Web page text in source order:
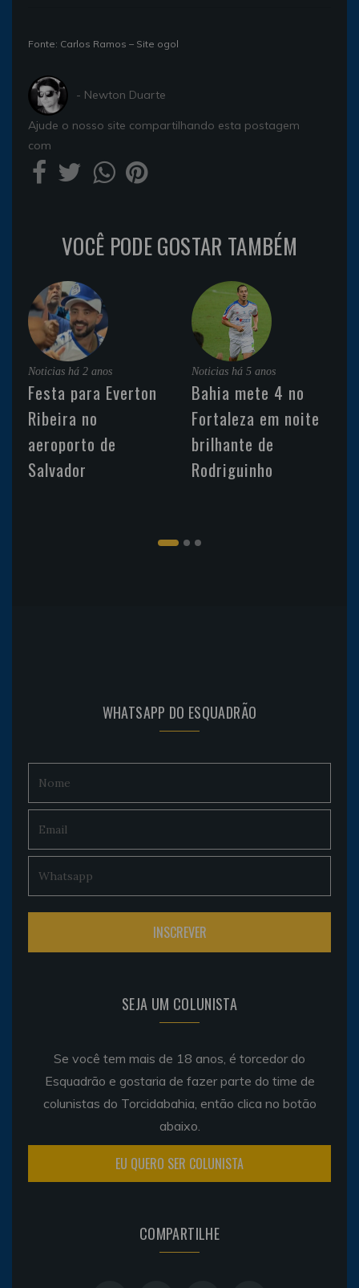
Fonte: Carlos Ramos – Site ogol
- Newton Duarte
Ajude o nosso site compartilhando esta postagem
com
VOCÊ PODE GOSTAR TAMBÉM
Noticias há 2 anos
Festa para Everton
Ribeira no
aeroporto de
Salvador
Noticias há 5 anos
Bahia mete 4 no
Fortaleza em noite
brilhante de
Rodriguinho
WHATSAPP DO ESQUADRÃO
SEJA UM COLUNISTA
Se você tem mais de 18 anos, é torcedor do
Esquadrão e gostaria de fazer parte do time de
colunistas do Torcidabahia, então clica no botão
abaixo.
EU QUERO SER COLUNISTA
COMPARTILHE